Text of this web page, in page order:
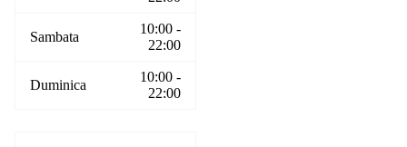
Sambata
10:00 -
22:00
Duminica
10:00 -
22:00